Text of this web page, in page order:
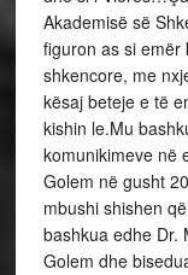
Akademisë së
figuron as si emër
shkencore, me
kësaj beteje e të
kishin le.Mu
komunikimeve në
Golem në gusht
mbushi shishen
bashkua edhe Dr.
Golem dhe